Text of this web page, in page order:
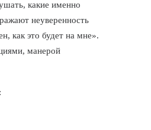
какие именно
неуверенность
как это будет на мне».
манерой